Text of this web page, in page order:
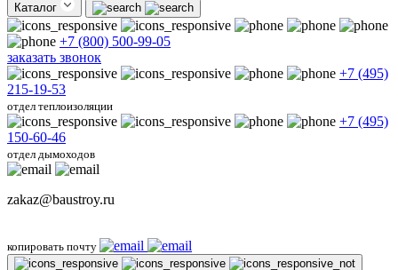
Каталог
+7 (800) 500-99-05
заказать звонок
+7 (495)
215-19-53
отдел теплоизоляции
+7 (495)
150-60-46
отдел дымоходов
zakaz@baustroy.ru
копировать почту